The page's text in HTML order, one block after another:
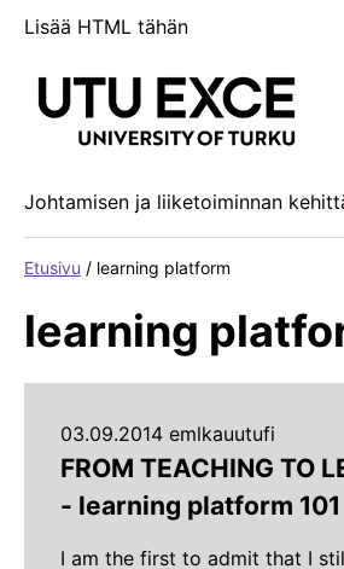
Siirry
Lisää HTML tähän
Johtamisen ja liiketoiminnan
Etusivu / learning platform
learning
03.09.2014 emlkauutufi
FROM TEACHING TO
- learning platform 101
I am the first to admit that I